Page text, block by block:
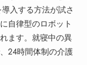
入する方法が試さ
自律型のロボット
ます。就寝中の異
24時間体制の介護